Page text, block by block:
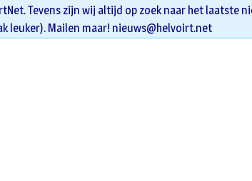
Tevens zijn wij altijd op zoek naar het laatste
leuker). Mailen maar! nieuws@helvoirt.net